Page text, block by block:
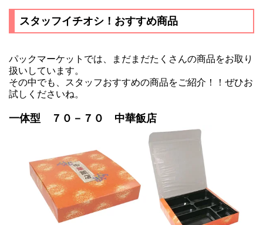
スタッフイチオシ！おすすめ商品
パックマーケットでは、まだまだたくさんの商品をお取り
扱いしています。
その中でも、スタッフおすすめの商品をご紹介！！ぜひお
試しくださいね。
一体型 ７０－７０ 中華飯店